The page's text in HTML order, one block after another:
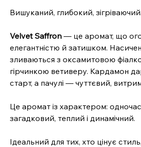
Вишуканий, глибокий, зігріваючий.
Velvet Saffron — це аромат, що
елегантністю й затишком.
зливаються з оксамитовою
гірчинкою ветиверу. Кардамон
старт, а пачулі — чуттєвий,
Це аромат із характером:
загадковий, теплий і динамічний.
Ідеальний для тих, хто цінує